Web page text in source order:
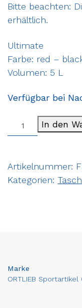
Bitte beachten:
erhältlich.
Ultimate
Farbe: red –
Volumen: 5 L
Verfügbar bei
In den
Artikelnummer:
Kategorien:
Marke
ORTLIEB Sportartikel